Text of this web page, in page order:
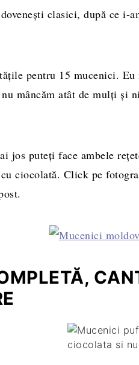
clasici, după ce i-
pentru 15 mucenici.
mâncăm atât de mulți și
jos puteți face ambele
ciocolată. Click pe